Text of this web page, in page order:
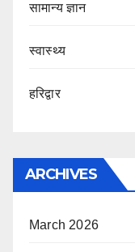
सामान्य ज्ञान
स्वास्थ्य
हरिद्वार
ARCHIVES
March 2026